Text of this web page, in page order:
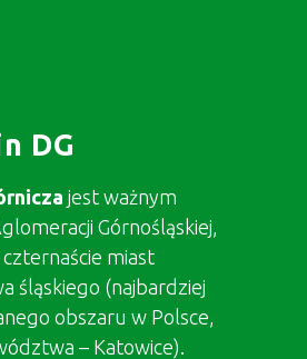
DG
jest ważnym
Górnośląskiej,
miast
śląskiego (najbardziej
obszaru w Polsce,
– Katowice).